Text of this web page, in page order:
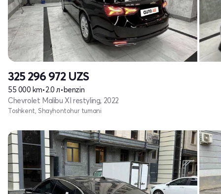
325 296 972 UZS
55 000 km•2.0 л•benzin
Chevrolet Malibu XI restyling, 2022
Toshkent, Shayhontohur tumani